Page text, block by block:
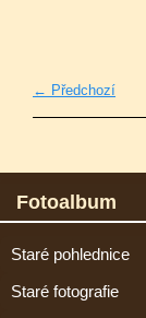
← Předchozí
Fotoalbum
Staré pohlednice
Staré fotografie